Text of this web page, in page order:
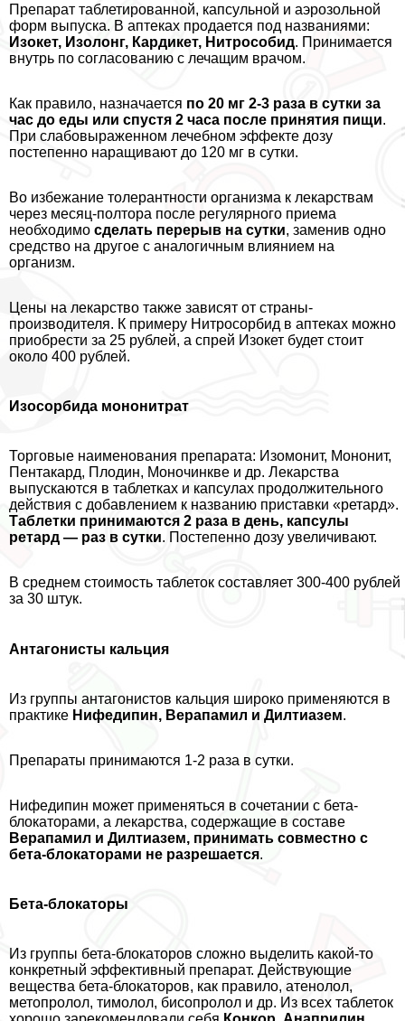
Препарат таблетированной, капсульной и аэрозольной
форм выпуска. В аптеках продается под названиями:
Изокет, Изолонг, Кардикет, Нитрособид. Принимается
внутрь по согласованию с лечащим врачом.
Как правило, назначается по 20 мг 2-3 раза в сутки за
час до еды или спустя 2 часа после принятия пищи.
При слабовыраженном лечебном эффекте дозу
постепенно наращивают до 120 мг в сутки.
Во избежание толерантности организма к лекарствам
через месяц-полтора после регулярного приема
необходимо сделать перерыв на сутки, заменив одно
средство на другое с аналогичным влиянием на
организм.
Цены на лекарство также зависят от страны-
производителя. К примеру Нитросорбид в аптеках можно
приобрести за 25 рублей, а спрей Изокет будет стоит
около 400 рублей.
Изосорбида мононитрат
Торговые наименования препарата: Изомонит, Мононит,
Пентакард, Плодин, Моночинкве и др. Лекарства
выпускаются в таблетках и капсулах продолжительного
действия с добавлением к названию приставки «ретард».
Таблетки принимаются 2 раза в день, капсулы
ретард — раз в сутки. Постепенно дозу увеличивают.
В среднем стоимость таблеток составляет 300-400 рублей
за 30 штук.
Антагонисты кальция
Из группы антагонистов кальция широко применяются в
пpaктике Нифедипин, Верапамил и Дилтиазем.
Препараты принимаются 1-2 раза в сутки.
Нифедипин может применяться в сочетании с бета-
блокаторами, а лекарства, содержащие в составе
Верапамил и Дилтиазем, принимать совместно с
бета-блокаторами не разрешается.
Бета-блокаторы
Из группы бета-блокаторов сложно выделить какой-то
конкретный эффективный препарат. Действующие
вещества бета-блокаторов, как правило, атенолол,
метопролол, тимолол, бисопролол и др. Из всех таблеток